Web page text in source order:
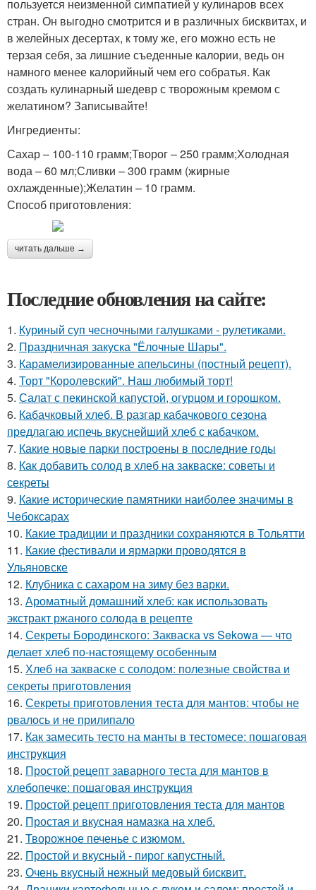
пользуется неизменной симпатией у кулинаров всех
стран. Он выгодно смотрится и в различных бисквитах, и
в желейных десертах, к тому же, его можно есть не
терзая себя, за лишние съеденные калории, ведь он
намного менее калорийный чем его собратья. Как
создать кулинарный шедевр с творожным кремом с
желатином? Записывайте!
Ингредиенты:
Сахар – 100-110 грамм;Творог – 250 грамм;Холодная
вода – 60 мл;Сливки – 300 грамм (жирные
охлажденные);Желатин – 10 грамм.
Способ приготовления:
читать дальше →
Последние обновления на сайте:
1. Куриный суп чесночными галушками - рулетиками.
2. Праздничная закуска "Ёлочные Шары".
3. Карамелизированные апельсины (постный рецепт).
4. Торт "Королeвcкий". Наш любимый торт!
5. Салат с пекинской капустой, огурцом и горошком.
6. Кабачковый хлеб. В разгар кабачкового сезона
предлагаю испечь вкуснейший хлеб с кабачком.
7. Какие новые парки построены в последние годы
8. Как добавить солод в хлеб на закваске: советы и
секреты
9. Какие исторические памятники наиболее значимы в
Чебоксарах
10. Какие традиции и праздники сохраняются в Тольятти
11. Какие фестивали и ярмарки проводятся в
Ульяновске
12. Клубника с сахаром на зиму без варки.
13. Ароматный домашний хлеб: как использовать
экстракт ржаного солода в рецепте
14. Секреты Бородинского: Закваска vs Sekowa — что
делает хлеб по-настоящему особенным
15. Хлеб на закваске с солодом: полезные свойства и
секреты приготовления
16. Секреты приготовления теста для мантов: чтобы не
рвалось и не прилипало
17. Как замесить тесто на манты в тестомесе: пошаговая
инструкция
18. Простой рецепт заварного теста для мантов в
хлебопечке: пошаговая инструкция
19. Простой рецепт приготовления теста для мантов
20. Простая и вкусная намазка на хлеб.
21. Творожное печенье с изюмом.
22. Простой и вкусный - пирог капустный.
23. Очень вкусный нежный медовый бисквит.